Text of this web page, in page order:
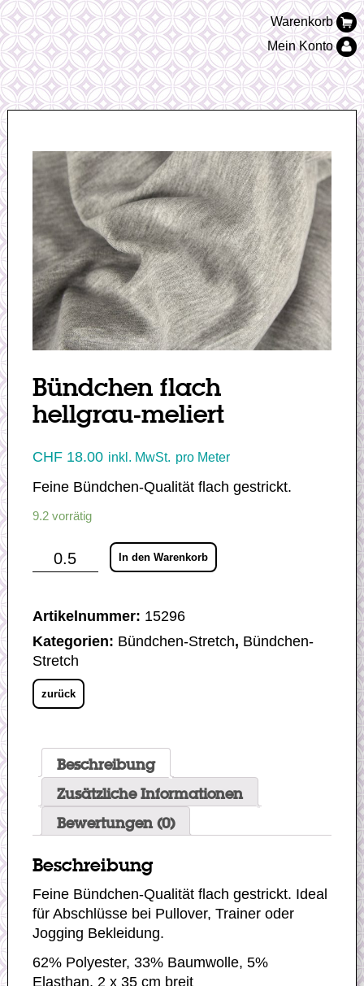
Warenkorb
Mein Konto
Bündchen flach
hellgrau-meliert
CHF18.00 inkl. MwSt. pro Meter
Feine Bündchen-Qualität flach gestrickt.
9.2 vorrätig
flach
hellgrau-
In den Warenkorb
Artikelnummer: 15296
Kategorien: Bündchen-Stretch, Bündchen-
Stretch
zurück
Beschreibung
Zusätzliche Informationen
Bewertungen (0)
Beschreibung
Feine Bündchen-Qualität flach gestrickt. Ideal
für Abschlüsse bei Pullover, Trainer oder
Jogging Bekleidung.
62% Polyester, 33% Baumwolle, 5%
Elasthan, 2 x 35 cm breit